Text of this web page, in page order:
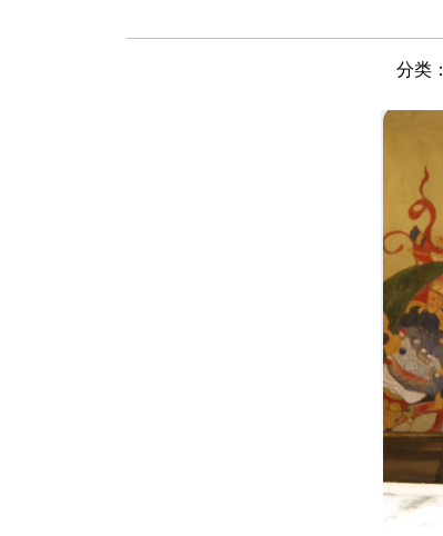
分类：